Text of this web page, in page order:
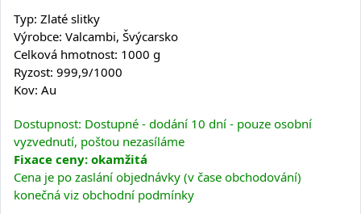
Typ: Zlaté slitky
Výrobce: Valcambi, Švýcarsko
Celková hmotnost: 1000 g
Ryzost: 999,9/1000
Kov: Au
Dostupnost: Dostupné - dodání 10 dní - pouze osobní
vyzvednutí, poštou nezasíláme
Fixace ceny: okamžitá
Cena je po zaslání objednávky (v čase obchodování)
konečná viz obchodní podmínky